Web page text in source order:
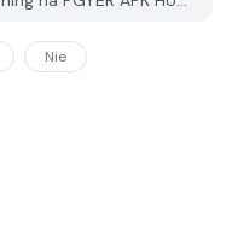
Nie